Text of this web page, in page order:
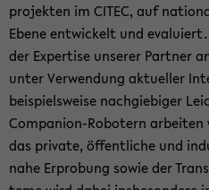
pro­jek­ten im CITEC, auf
Ebene ent­wi­ckelt und
der Ex­per­ti­se un­se­rer Part­ner
unter Ver­wen­dung ak­tu­el­ler
bei­spiels­wei­se nach­gie­bi­ger
Companion-​Robotern ar­bei­ten
das pri­va­te, öf­fent­li­che und
na­he Er­pro­bung sowie der